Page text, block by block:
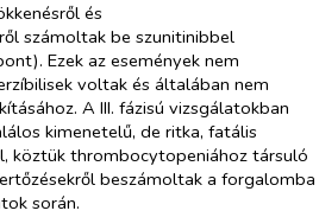
és
számoltak be szunitinibbel
Ezek az események nem
voltak és általában nem
A III. fázisú vizsgálatokban
kimenetelű, de ritka, fatális
köztük thrombocytopeniához társuló
beszámoltak a forgalomba
során.